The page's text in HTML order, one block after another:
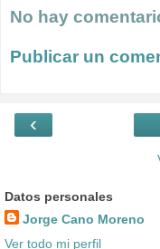
No hay
Publicar un
‹
Datos personales
Jorge Cano Moreno
Ver todo mi perfil